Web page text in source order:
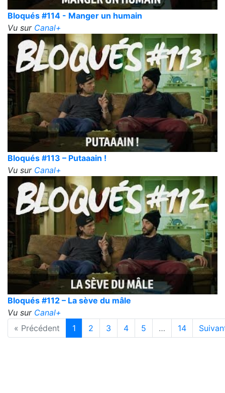
Bloqués #114 - Manger un humain
Vu sur Canal+
Bloqués #113 – Putaaain !
Vu sur Canal+
Bloqués #112 – La sève du mâle
Vu sur Canal+
« Précédent
1 2 3 4 5 … 14